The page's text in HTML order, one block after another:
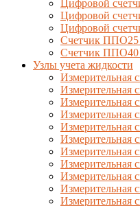
Цифровой
Цифровой
Цифровой
Счетчик
Счетчик
Узлы учета жидкости
Измерительная
Измерительная
Измерительная
Измерительная
Измерительная
Измерительная
Измерительная